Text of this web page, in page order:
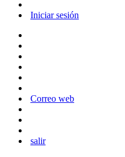
Iniciar sesión
Correo web
salir